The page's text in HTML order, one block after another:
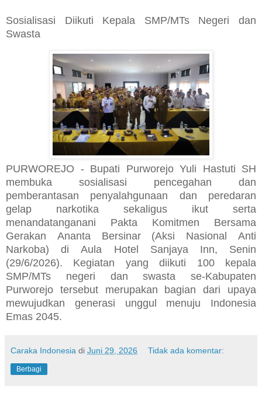
Sosialisasi Diikuti Kepala SMP/MTs Negeri dan
Swasta
PURWOREJO - Bupati Purworejo Yuli Hastuti SH
membuka sosialisasi pencegahan dan
pemberantasan penyalahgunaan dan peredaran
gelap narkotika sekaligus ikut serta
menandatanganani Pakta Komitmen Bersama
Gerakan Ananta Bersinar (Aksi Nasional Anti
Narkoba) di Aula Hotel Sanjaya Inn, Senin
(29/6/2026). Kegiatan yang diikuti 100 kepala
SMP/MTs negeri dan swasta se-Kabupaten
Purworejo tersebut merupakan bagian dari upaya
mewujudkan generasi unggul menuju Indonesia
Emas 2045.
Caraka Indonesia di Juni 29, 2026 Tidak ada komentar:
Berbagi